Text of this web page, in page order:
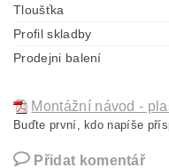
Tloušťka
Profil skladby
Prodejni balení
Montážní návod -
Buďte první, kdo napíše
Přidat komentář